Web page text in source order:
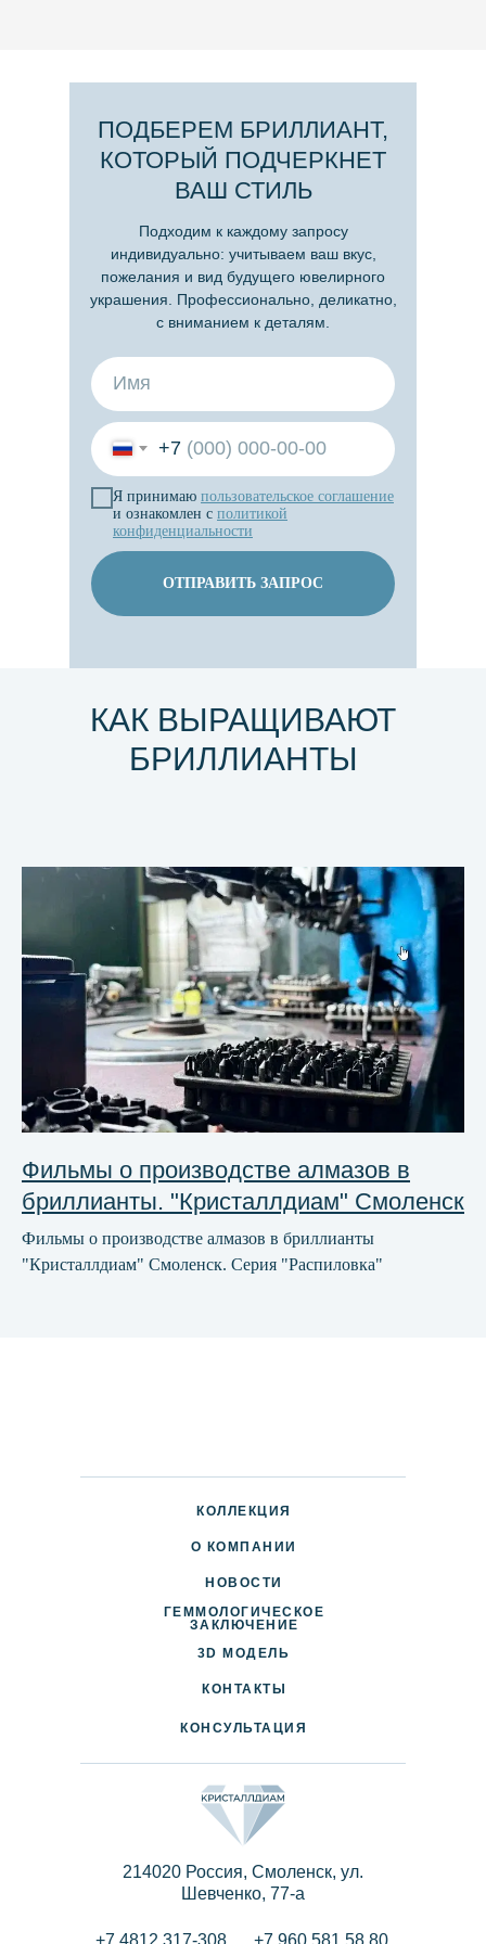
Подходим к каждому запросу
индивидуально: учитываем ваш вкус,
пожелания и вид будущего ювелирного
украшения. Профессионально, деликатно,
с вниманием к деталям.
ПОДБЕРЕМ БРИЛЛИАНТ,
КОТОРЫЙ ПОДЧЕРКНЕТ
ВАШ СТИЛЬ
+7
Я принимаю пользовательское соглашение
и ознакомлен с политикой
конфиденциальности
ОТПРАВИТЬ ЗАПРОС
КАК ВЫРАЩИВАЮТ
БРИЛЛИАНТЫ
Фильмы о производстве алмазов в
бриллианты. "Кристаллдиам" Смоленск
Фильмы о производстве алмазов в бриллианты
"Кристаллдиам" Смоленск. Серия "Распиловка"
214020 Россия, Смоленск, ул.
Шевченко, 77-a
+7 4812 317-308 +7 960 581 58 80
КОНТАКТЫ
КОЛЛЕКЦИЯ
НОВОСТИ
О КОМПАНИИ
ДОСТАВКА И ОПЛАТА
ПАРТНЕРАМ
3D МОДЕЛЬ
КОНСУЛЬТАЦИЯ
ГЕММОЛОГИЧЕСКОЕ
ЗАКЛЮЧЕНИЕ